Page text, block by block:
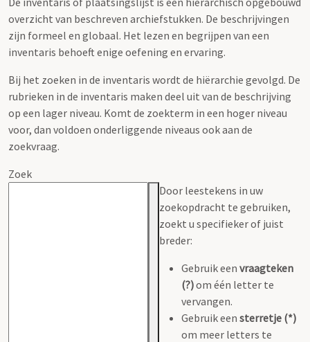
overzicht van beschreven archiefstukken. De beschrijvingen
zijn formeel en globaal. Het lezen en begrijpen van een
inventaris behoeft enige oefening en ervaring.
Bij het zoeken in de inventaris wordt de hiërarchie gevolgd. De
rubrieken in de inventaris maken deel uit van de beschrijving
op een lager niveau. Komt de zoekterm in een hoger niveau
voor, dan voldoen onderliggende niveaus ook aan de
zoekvraag.
Zoek
Door leestekens in uw
zoekopdracht te gebruiken,
zoekt u specifieker of juist
breder:
Gebruik een vraagteken
(?)om één letter te
vervangen.
Gebruik een sterretje (*)
om meer letters te